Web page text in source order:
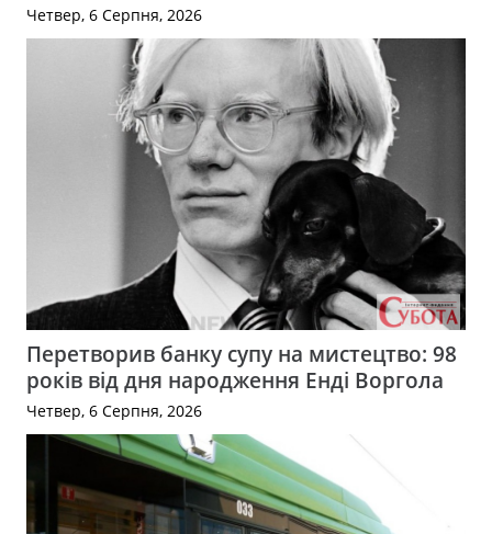
Четвер, 6 Серпня, 2026
Перетворив банку супу на мистецтво: 98
років від дня народження Енді Воргола
Четвер, 6 Серпня, 2026